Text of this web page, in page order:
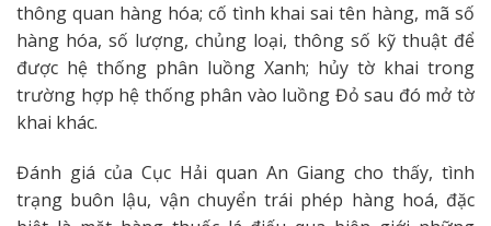
thông quan hàng hóa; cố tình khai sai tên hàng, mã số
hàng hóa, số lượng, chủng loại, thông số kỹ thuật để
được hệ thống phân luồng Xanh; hủy tờ khai trong
trường hợp hệ thống phân vào luồng Đỏ sau đó mở tờ
khai khác.
Đánh giá của Cục Hải quan An Giang cho thấy, tình
trạng buôn lậu, vận chuyển trái phép hàng hoá, đặc